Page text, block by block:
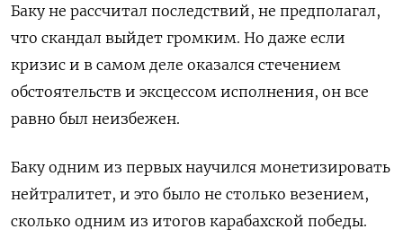
Баку не рассчитал последствий, не предполагал,
что скандал выйдет громким. Но даже если
кризис и в самом деле оказался стечением
обстоятельств и эксцессом исполнения, он все
равно был неизбежен.
Баку одним из первых научился монетизировать
нейтралитет, и это было не столько везением,
сколько одним из итогов карабахской победы.